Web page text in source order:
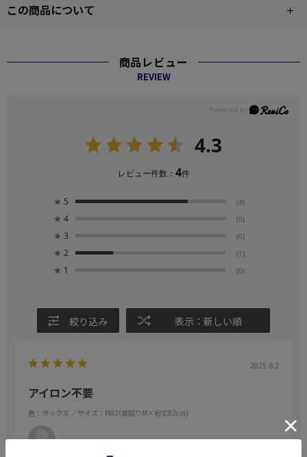
この商品について
商品レビュー
REVIEW
4.3
レビュー件数： 4件
★ 5 (3)
★ 4 (0)
★ 3 (0)
★ 2 (1)
★ 1 (0)
絞り込み 表示：新しい順
2025.6.2
アイロン不要
色：サックス ／サイズ：M82(首回りM×裄丈82cm)
まつ